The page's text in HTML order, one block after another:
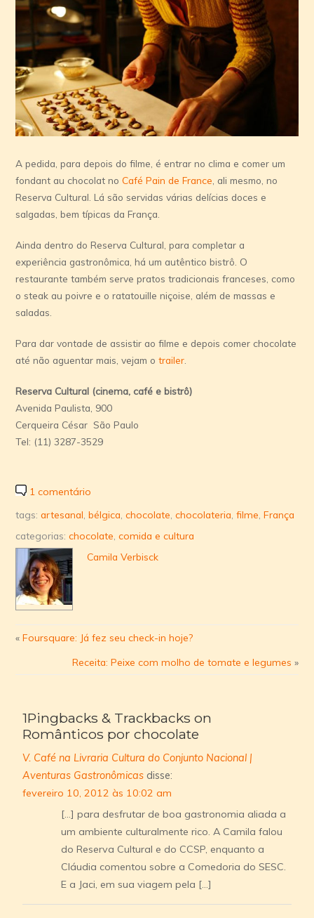
A pedida, para depois do filme, é entrar no clima e comer um
fondant au chocolat noCafé Pain de France , ali mesmo, no
Reserva Cultural. Lá são servidas várias delícias doces e
salgadas, bem típicas da França.
Ainda dentro do Reserva Cultural, para completar a
experiência gastronômica, há um autêntico bistrô. O
restaurante também serve pratos tradicionais franceses, como
o steak au poivre e o ratatouille niçoise, além de massas e
saladas.
Para dar vontade de assistir ao filme e depois comer chocolate
até não aguentar mais, vejam otrailer
Reserva Cultural (cinema, café e bistrô)
Avenida Paulista, 900
Cerqueira César São Paulo
Tel: (11) 3287-3529
1 comentário
tags:artesanal ,bélgica ,chocolate ,chocolateria ,filme ,França
categorias:chocolate ,comida e cultura
Camila Verbisck
«Foursquare: Já fez seu check-in hoje?
Receita: Peixe com molho de tomate e legumes »
1Pingbacks & Trackbacks on
Românticos por chocolate
V. Café na Livraria Cultura do Conjunto Nacional |
Aventuras Gastronômicas disse:
fevereiro 10, 2012 às 10:02 am
[…] para desfrutar de boa gastronomia aliada a
um ambiente culturalmente rico. A Camila falou
do Reserva Cultural e do CCSP, enquanto a
Cláudia comentou sobre a Comedoria do SESC.
E a Jaci, em sua viagem pela […]